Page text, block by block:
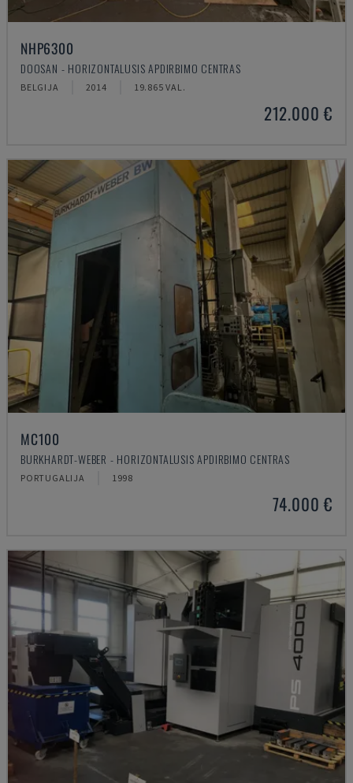
NHP6300
DOOSAN - HORIZONTALUSIS APDIRBIMO CENTRAS
BELGIJA 2014 19.865 VAL.
212.000 €
MC100
BURKHARDT-WEBER - HORIZONTALUSIS APDIRBIMO CENTRAS
PORTUGALIJA 1998
74.000 €